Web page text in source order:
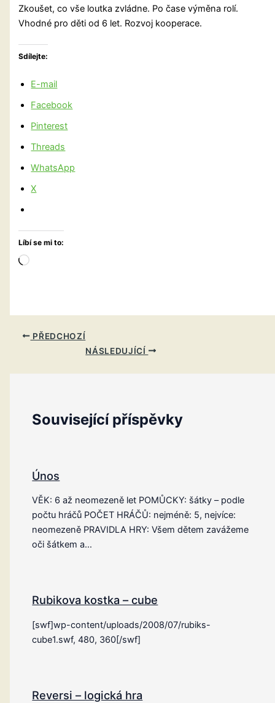
Zkoušet, co vše loutka zvládne. Po čase výměna rolí.
Vhodné pro děti od 6 let. Rozvoj kooperace.
Sdílejte:
E-mail
Facebook
Pinterest
Threads
WhatsApp
X
Líbí se mi to:
Načítání…
PŘEDCHOZÍ
NÁSLEDUJÍCÍ
Související příspěvky
Únos
VĚK: 6 až neomezeně let POMŮCKY: šátky – podle
počtu hráčů POČET HRÁČŮ: nejméně: 5, nejvíce:
neomezeně PRAVIDLA HRY: Všem dětem zavážeme
oči šátkem a…
Rubikova kostka – cube
[swf]wp-content/uploads/2008/07/rubiks-
cube1.swf, 480, 360[/swf]
Reversi – logická hra